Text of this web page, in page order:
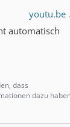
youtu.be
automatisch
dass
dazu